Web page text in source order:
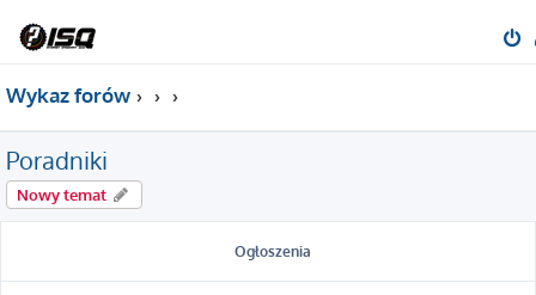
Wykaz forów
Poradniki
Nowy temat
Ogłoszenia